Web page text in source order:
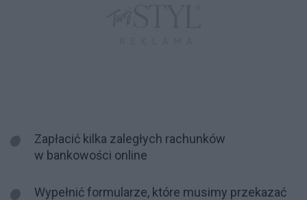
Zapłacić kilka zaległych rachunków
w bankowości online
Wypełnić formularze, które musimy przekazać